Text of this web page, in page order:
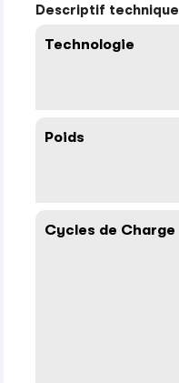
Descriptif technique
Technologie
Poids
Cycles de Charge